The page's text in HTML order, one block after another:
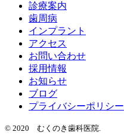
診療案内
歯周病
インプラント
アクセス
お問い合わせ
採用情報
お知らせ
ブログ
プライバシーポリシー
© 2020 むくのき歯科医院.